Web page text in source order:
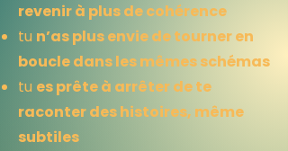
revenir à plus de cohérence
tu n’as plus envie de tourner en
boucle dans les mêmes schémas
tu es prête à arrêter de te
raconter des histoires, même
subtiles